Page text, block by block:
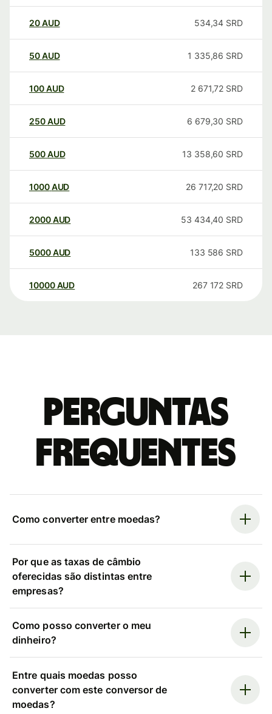
20AUD 534,34 SRD
50AUD 1 335,86 SRD
100AUD 2 671,72 SRD
250AUD 6 679,30 SRD
500AUD 13 358,60 SRD
1000AUD 26 717,20 SRD
2000AUD 53 434,40 SRD
5000AUD 133 586 SRD
10000 AUD 267 172 SRD
Perguntas
frequentes
Como converter entre moedas?
Por que as taxas de câmbio
oferecidas são distintas entre
empresas?
Como posso converter o meu
dinheiro?
Entre quais moedas posso
converter com este conversor de
moedas?